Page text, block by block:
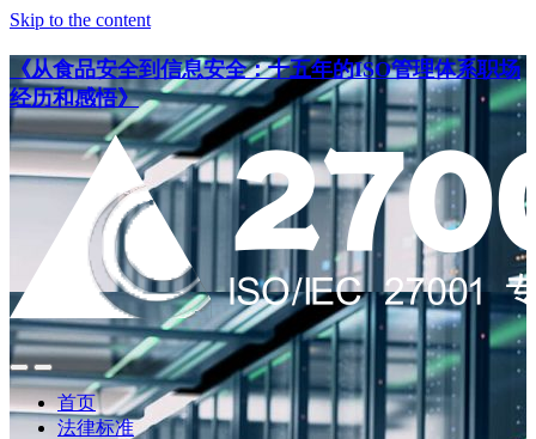
Skip to the content
《从食品安全到信息安全：十五年的ISO管理体系职场
经历和感悟》
点
此
搜
点
此
查
首页
法律标准